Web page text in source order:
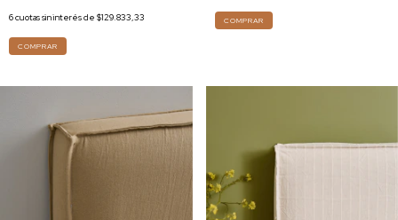
6cuotas sin interés de $129.833,33
COMPRAR
COMPRAR